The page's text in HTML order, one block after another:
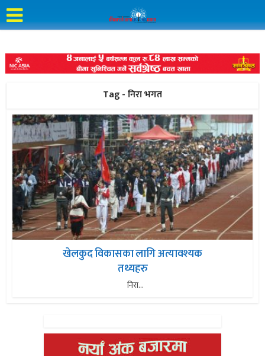
Tag - निरा भगत
खेलकुद विकासका लागि अत्यावश्यक
तथ्यहरु
निरा...